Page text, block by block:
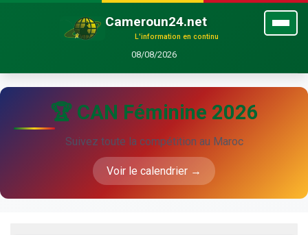
Cameroun24.net
L'information en continu
08/08/2026
🏆 CAN Féminine 2026
Suivez toute la compétition au Maroc
Voir le calendrier →